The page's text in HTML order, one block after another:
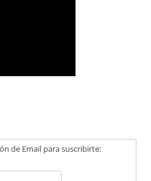
de Email para suscribirte: